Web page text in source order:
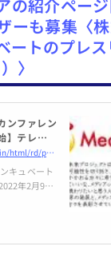
の紹介ペー
ーも募集〈
ートのプレ
〉
ンファレン
テレビ、
、広告、E
タートアッ
ム、教育機
https://prtimes.jp/main/html/rd/p/000000234.000018590.html
キュベート
年2月9日
、出版、広
、スタート